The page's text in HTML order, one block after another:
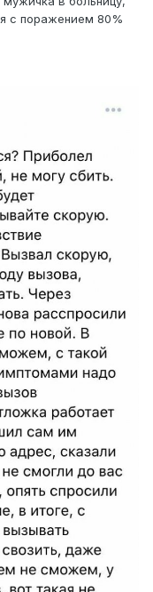
с поражением 80%